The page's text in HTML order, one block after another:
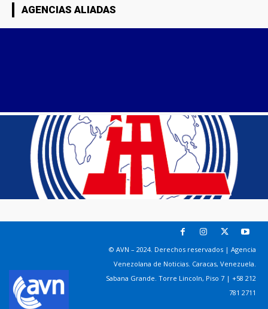
AGENCIAS ALIADAS
© AVN – 2024. Derechos reservados | Agencia
Venezolana de Noticias. Caracas, Venezuela.
Sabana Grande. Torre Lincoln, Piso 7 | +58 212
781 2711